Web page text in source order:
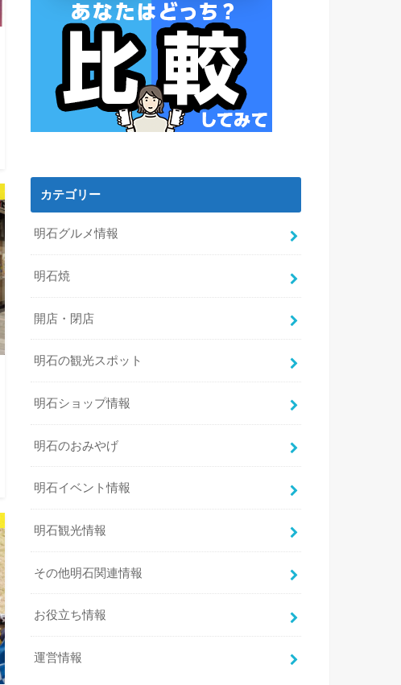
カテゴリー
明石グルメ情報
明石焼
開店・閉店
明石の観光スポット
明石ショップ情報
明石のおみやげ
明石イベント情報
明石観光情報
その他明石関連情報
お役立ち情報
運営情報